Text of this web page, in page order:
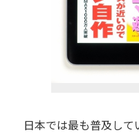
日本では最も普及して